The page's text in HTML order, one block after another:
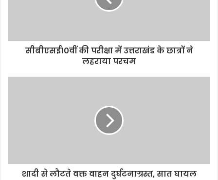
सीबीएसई10वीं की परीक्षा में उत्तराखंड के छात्रों ने
लहराया परचम
शादी से लौटते वक्त वाहन दुर्घटनाग्रस्त, सात घायल